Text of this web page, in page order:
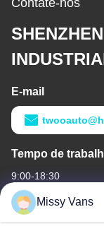
Contate-nos
E-mail
Tempo de
9:00-18:30
O nossoMissy Vans